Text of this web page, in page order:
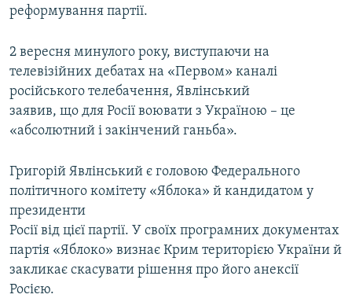
реформування партії.
2 вересня минулого року, виступаючи на
телевізійних дебатах на «Первом» каналі
російського телебачення, Явлінський
заявив, що для Росії воювати з Україною – це
«абсолютний і закінчений ганьба».
Григорій Явлінський є головою Федерального
політичного комітету «Яблока» й кандидатом у
президенти
Росії від цієї партії. У своїх програмних документах
партія «Яблоко» визнає Крим територією України й
закликає скасувати рішення про його анексії
Росією.